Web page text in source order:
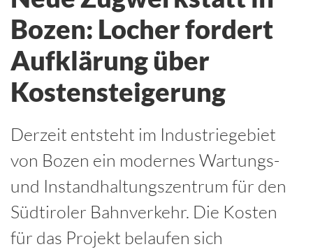
Bozen: Locher fordert
Aufklärung über
Kostensteigerung
Derzeit entsteht im Industriegebiet
von Bozen ein modernes Wartungs-
und Instandhaltungszentrum für den
Südtiroler Bahnverkehr. Die Kosten
für das Projekt belaufen sich